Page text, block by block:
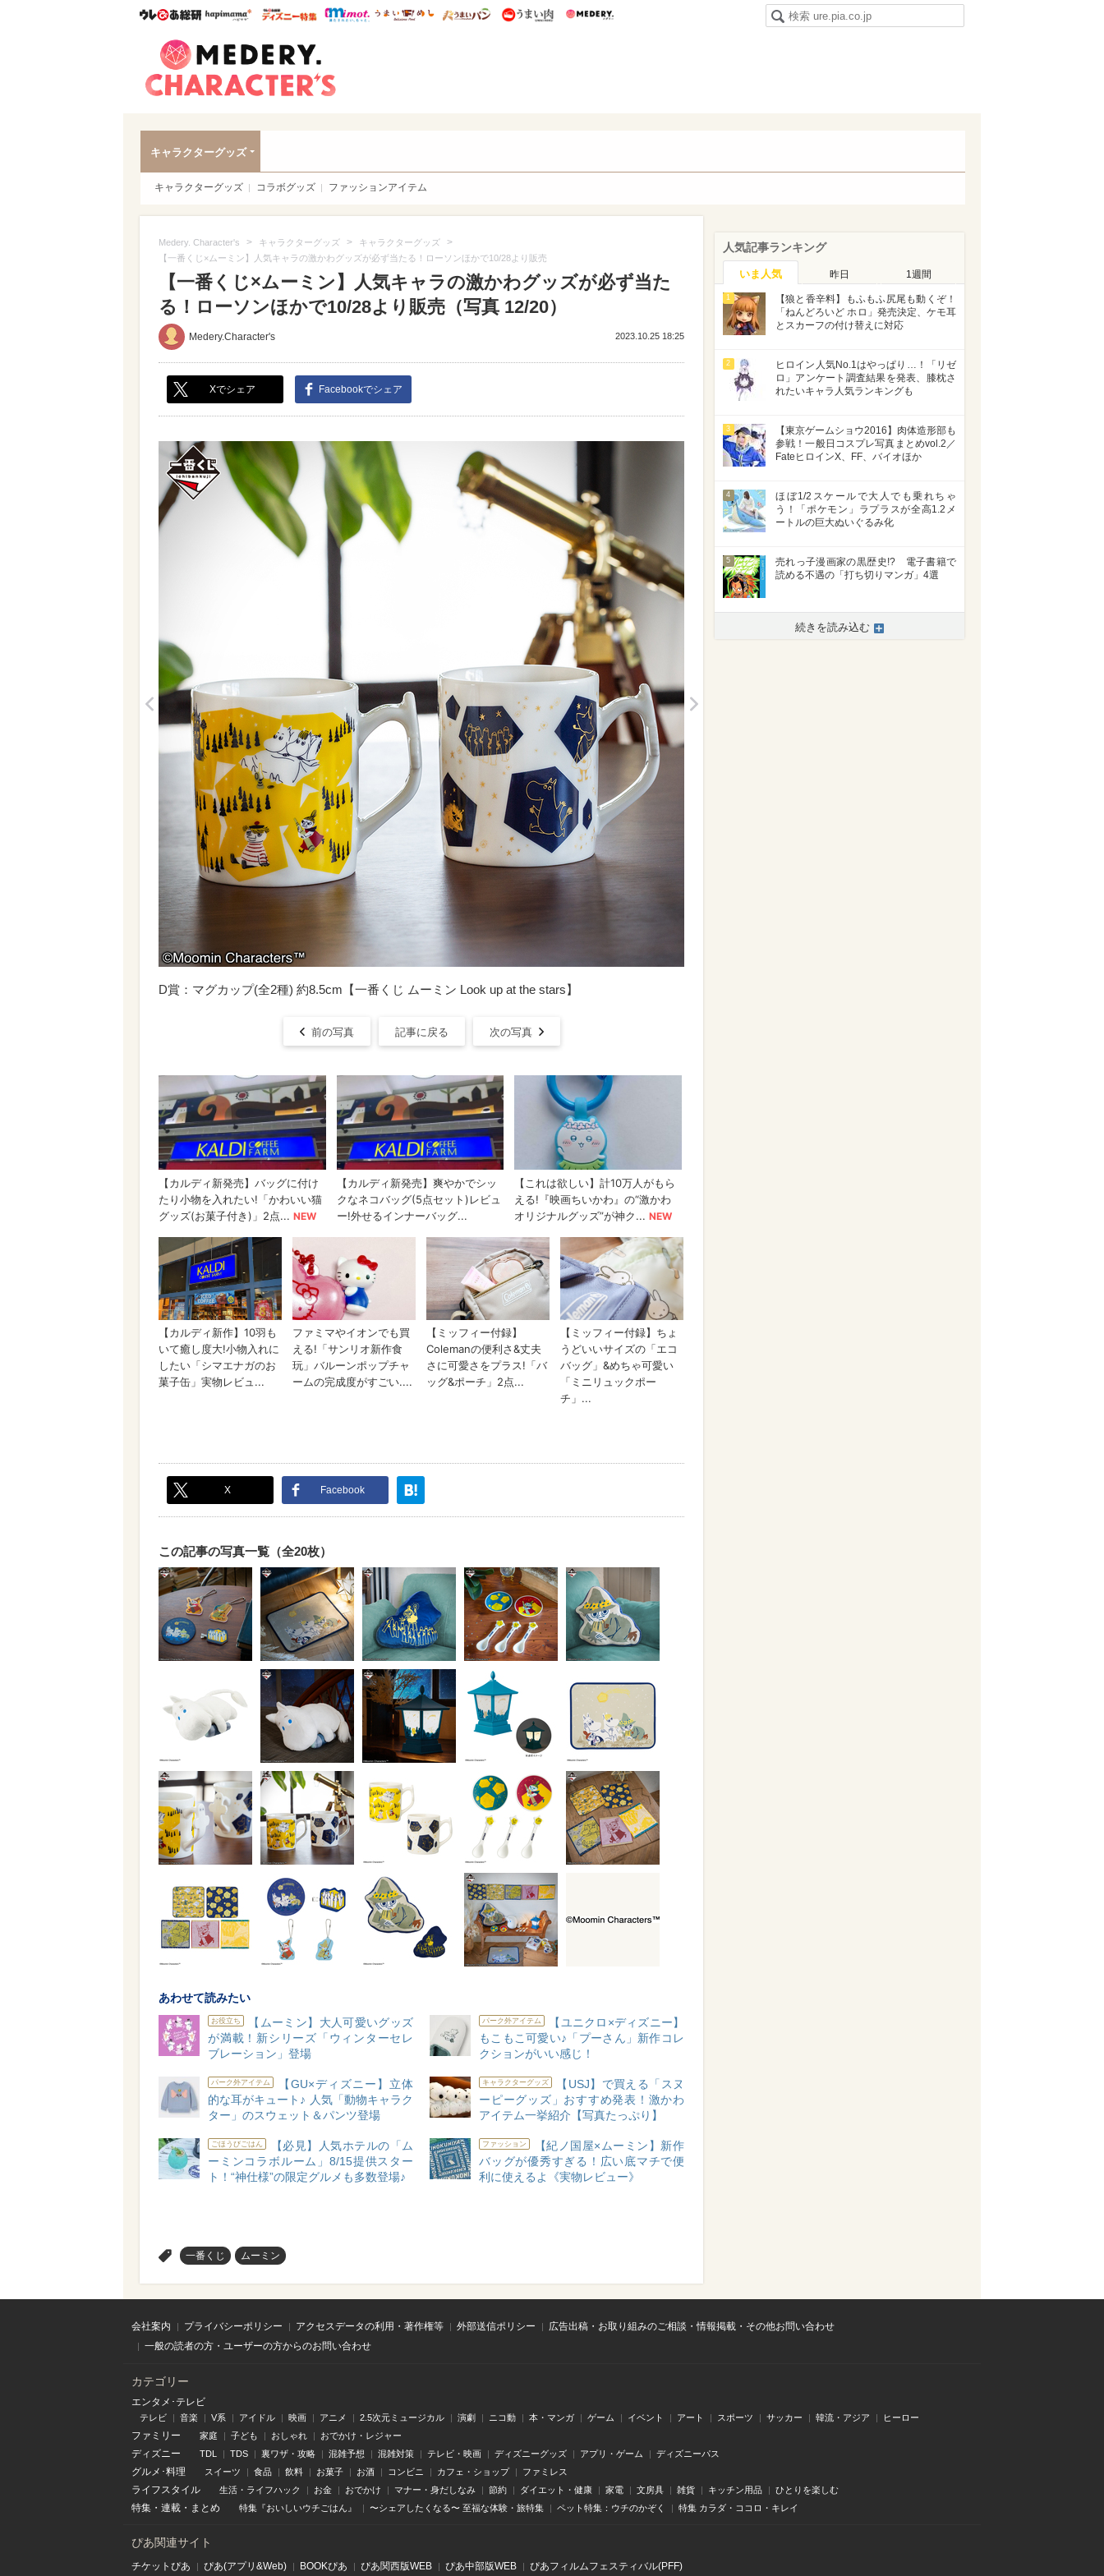
ウレぴあ総研ハピママ* ウレぴあ総研 ディズニー特集
mimot. うまいめし うまいパン うまい肉
キャラクターグッズ
キャラクターグッズ コラボグッズ ファッションアイテム
Medery. Character's > キャラクターグッズ > キャラクターグッズ >
【一番くじ×ムーミン】人気キャラの激かわグッズが必ず当たる！ローソンほかで10/28より販売
【一番くじ×ムーミン】人気キャラの激かわグッズが必ず当た
る！ローソンほかで10/28より販売（写真 12/20）
Medery.Character's 2023.10.25 18:25
Xでシェア Facebookでシェア
D賞：マグカップ(全2種) 約8.5cm【一番くじ ムーミン Look up at the stars】
前の写真 記事に戻る 次の写真
X Facebook
この記事の写真一覧（全20枚）
あわせて読みたい
お役立ち
【ムーミン】大人可愛いグッズ
が満載！新シリーズ「ウィンターセレ
ブレーション」登場
パーク外アイテム
【ユニクロ×ディズニー】
もこもこ可愛い♪「プーさん」新作コレ
クションがいい感じ！
パーク外アイテム
【GU×ディズニー】立体
的な耳がキュート♪ 人気「動物キャラク
ター」のスウェット＆パンツ登場
キャラクターグッズ
【USJ】で買える「スヌ
ーピーグッズ」おすすめ発表！激かわ
アイテム一挙紹介【写真たっぷり】
ごほうびごはん
【必見】人気ホテルの「ム
ーミンコラボルーム」8/15提供スター
ト！“神仕様”の限定グルメも多数登場♪
ファッション
【紀ノ国屋×ムーミン】新作
バッグが優秀すぎる！広い底マチで便
利に使えるよ《実物レビュー》
一番くじ ムーミン
人気記事ランキング
いま人気 昨日 1週間
1
【狼と香辛料】もふもふ尻尾も動くぞ！
「ねんどろいど ホロ」発売決定、ケモ耳
とスカーフの付け替えに対応
2
ヒロイン人気No.1はやっぱり…！「リゼ
ロ」アンケート調査結果を発表、膝枕さ
れたいキャラ人気ランキングも
3
【東京ゲームショウ2016】肉体造形部も
参戦！一般日コスプレ写真まとめvol.2／
FateヒロインX、FF、バイオほか
4
ほぼ1/2スケールで大人でも乗れちゃ
う！「ポケモン」ラプラスが全高1.2メ
ートルの巨大ぬいぐるみ化
5
売れっ子漫画家の黒歴史!? 電子書籍で
読める不遇の「打ち切りマンガ」4選
続きを読み込む
会社案内 プライバシーポリシー アクセスデータの利用・著作権等 外部送信ポリシー
広告出稿・お取り組みのご相談・情報掲載・その他お問い合わせ
一般の読者の方・ユーザーの方からのお問い合わせ
カテゴリー
エンタメ･テレビ
テレビ 音楽 V系 アイドル 映画 アニメ 2.5次元ミュージカル 演劇 ニコ動 本・マンガ ゲーム イベント アート スポーツ サッカー 韓流・アジア ヒーロー
ファミリー 家庭 子ども おしゃれ おでかけ・レジャー
ディズニー TDL TDS 裏ワザ・攻略 混雑予想 混雑対策 テレビ・映画 ディズニーグッズ アプリ・ゲーム ディズニーパス
グルメ･料理 スイーツ 食品 飲料 お菓子 お酒 コンビニ カフェ・ショップ ファミレス
ライフスタイル 生活・ライフハック お金 おでかけ マナー・身だしなみ 節約 ダイエット・健康 家電 文房具 雑貨 キッチン用品 ひとりを楽しむ
特集 ・ 連載 ・ まとめ 特集『おいしいウチごはん』 〜シェアしたくなる〜 至福な体験・旅特集 ペット特集：ウチのかぞく 特集 カラダ・ココロ・キレイ
ぴあ関連サイト
チケットぴあ ぴあ(アプリ&Web) BOOKぴあ ぴあ関⻄版WEB ぴあ中部版WEB ぴあフィルムフェスティバル(PFF)